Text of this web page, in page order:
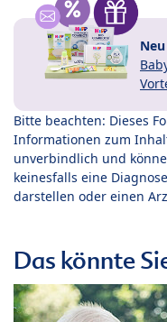
Bitte beachten: Dieses
Informationen zum
unverbindlich und
keinesfalls eine
darstellen oder einen
Das könnte